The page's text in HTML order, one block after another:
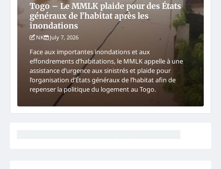
Togo – Le MMLK plaide pour des États
généraux de l’habitat après les
inondations
NK July 7, 2026
Face aux importantes inondations et aux
effondrements d’habitations, le MMLK appelle à une
assistance d’urgence aux sinistrés et plaide pour
l’organisation d’États généraux de l’habitat afin de
repenser la politique du logement au Togo.